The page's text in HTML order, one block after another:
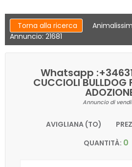
Torna alla ricerca
Annuncio: 21681
Whatsapp
CUCCIOLI BULLDOG
Annuncio di
AVIGLIANA (TO)
QUANTITÀ: 0